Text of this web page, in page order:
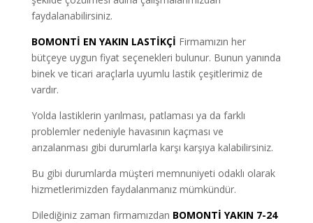
faydalanabilirsiniz.
BOMONTİ EN YAKIN LASTİKÇİ Firmamızın her
bütçeye uygun fiyat seçenekleri bulunur. Bunun yanında
binek ve ticari araçlarla uyumlu lastik çeşitlerimiz de
vardır.
Yolda lastiklerin yarılması, patlaması ya da farklı
problemler nedeniyle havasının kaçması ve
arızalanması gibi durumlarla karşı karşıya kalabilirsiniz.
Bu gibi durumlarda müşteri memnuniyeti odaklı olarak
hizmetlerimizden faydalanmanız mümkündür.
Dilediğiniz zaman firmamızdan BOMONTİ YAKIN 7-24